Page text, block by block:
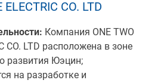
CO. LTD
Компания ONE TWO
CO. LTD расположена в зоне
развития Юэцин;
на разработке и